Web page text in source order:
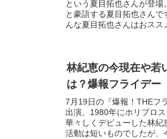
という夏目拓也さんが登場
と豪語する夏目拓也さん
んな夏目拓也さんはおスス
林紀恵の今現在や若
は？爆報フライデー
7月19日の『爆報！THEフ
出演。1980年にホリプロ
華々しくデビューした林
活動は短いものでしたが、